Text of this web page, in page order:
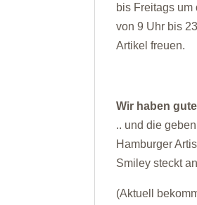
bis Freitags
von 9 Uhr bis
Artikel freuen.
Wir haben
.. und die
Hamburger
Smiley steckt
(Aktuell